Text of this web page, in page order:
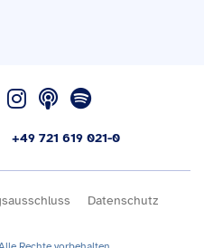
+49 721 619 021-0
Datenschutz